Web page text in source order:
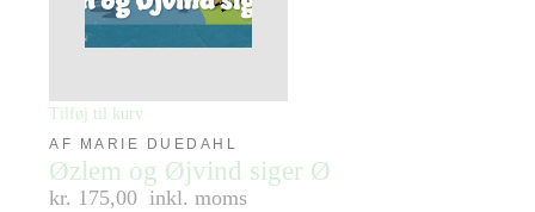
Tilføj til kurv
AF MARIE DUEDAHL
Øzlem og Øjvind siger Ø
kr. 175,00 inkl. moms